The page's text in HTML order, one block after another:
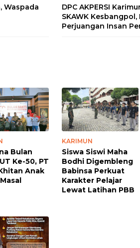
Waspada
DPC AKPERSI
SKAWK
Perjuangan Insan
Bulan
Ke-50, PT
Anak
KARIMUN
Siswa Siswi Maha
Bodhi Digembleng
Babinsa Perkuat
Karakter Pelajar
Lewat Latihan PBB